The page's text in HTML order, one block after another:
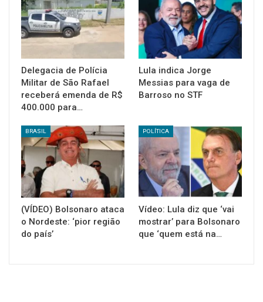
Delegacia de Polícia
Militar de São Rafael
receberá emenda de R$
400.000 para…
Lula indica Jorge
Messias para vaga de
Barroso no STF
BRASIL
(VÍDEO) Bolsonaro ataca
o Nordeste: ‘pior região
do país’
POLÍTICA
Vídeo: Lula diz que ‘vai
mostrar’ para Bolsonaro
que ‘quem está na…